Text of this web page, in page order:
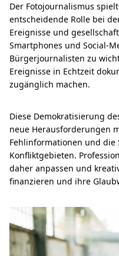
Der Fotojournalismus
entscheidende Rolle bei
Ereignisse und
Smartphones und Social-
Bürgerjournalisten zu
Ereignisse in Echtzeit
zugänglich machen.
Diese Demokratisierung
neue Herausforderungen
Fehlinformationen und die
Konfliktgebieten.
daher anpassen und
finanzieren und ihre